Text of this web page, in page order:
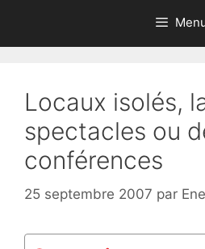
Locaux isolés,
spectacles ou
conférences
25 septembre 2007 par